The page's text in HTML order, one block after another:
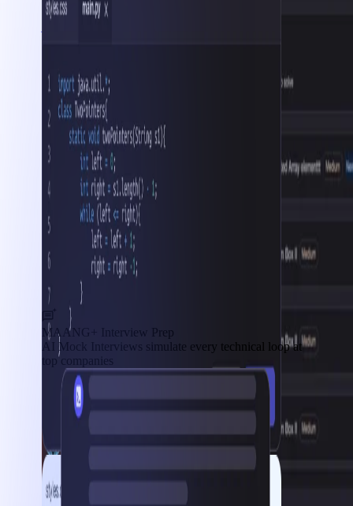
MAANG+ Interview Prep
AI Mock Interviews simulate every technical loop at
top companies